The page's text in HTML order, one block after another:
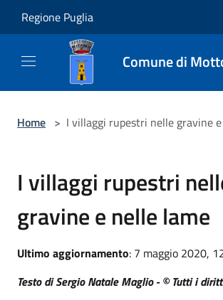
Regione Puglia
Comune di
Home > I villaggi rupestri nelle gravine
I villaggi rupestri
gravine e nelle lame
Ultimo aggiornamento: 7 maggio 2020,
Testo di Sergio Natale Maglio - © Tutti i